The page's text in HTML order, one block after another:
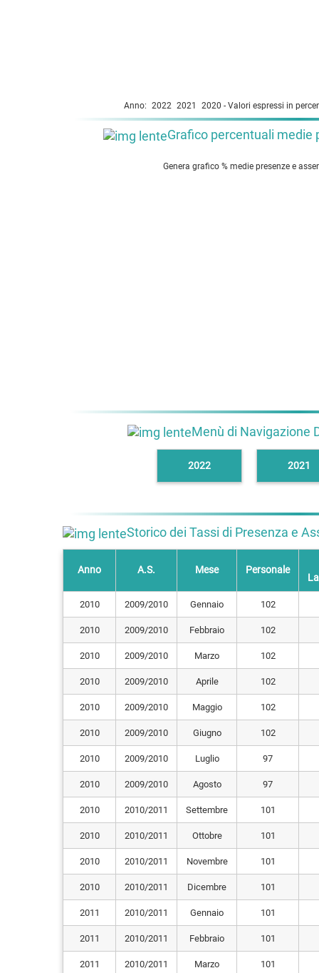
Anno: 2022 2021 2020 - Valori espressi in
Grafico percentuali medie
Genera grafico % medie presenze e
Menù di Navigazione
2022 2021
Storico dei Tassi di Presenza e
Anno A.S. Mese Personale
2010 2009/2010 Gennaio 102
2010 2009/2010 Febbraio 102
2010 2009/2010 Marzo 102
2010 2009/2010 Aprile 102
2010 2009/2010 Maggio 102
2010 2009/2010 Giugno 102
2010 2009/2010 Luglio 97
2010 2009/2010 Agosto 97
2010 2010/2011 Settembre 101
2010 2010/2011 Ottobre 101
2010 2010/2011 Novembre 101
2010 2010/2011 Dicembre 101
2011 2010/2011 Gennaio 101
2011 2010/2011 Febbraio 101
2011 2010/2011 Marzo 101